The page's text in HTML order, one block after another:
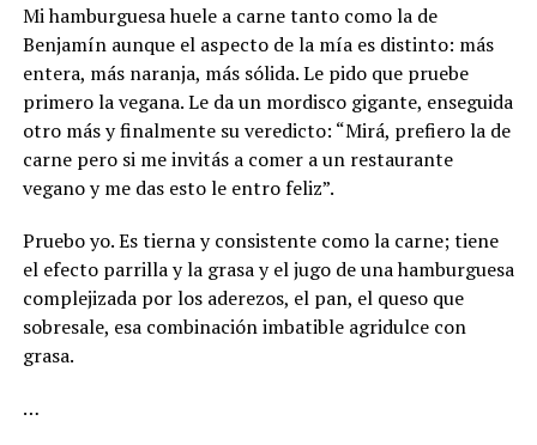
Mi hamburguesa huele a carne tanto como la de
Benjamín aunque el aspecto de la mía es distinto: más
entera, más naranja, más sólida. Le pido que pruebe
primero la vegana. Le da un mordisco gigante, enseguida
otro más y finalmente su veredicto: “Mirá, prefiero la de
carne pero si me invitás a comer a un restaurante
vegano y me das esto le entro feliz”.
Pruebo yo. Es tierna y consistente como la carne; tiene
el efecto parrilla y la grasa y el jugo de una hamburguesa
complejizada por los aderezos, el pan, el queso que
sobresale, esa combinación imbatible agridulce con
grasa.
…